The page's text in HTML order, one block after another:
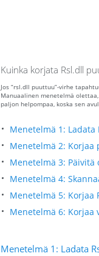
Kuinka korjata Rsl.dll
Jos “rsl.dll puuttuu”-virhe
Manuaalinen menetelmä
paljon helpompaa, koska sen
Menetelmä 1: Ladata
Menetelmä 2:
Menetelmä 3:
Menetelmä 4:
Menetelmä 5: Korjaa
Menetelmä 6:
Menetelmä 1: Ladata